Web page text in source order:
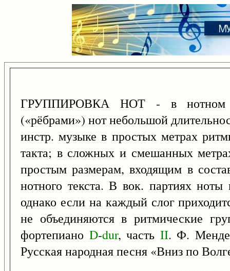
ГРУППИРОВКА НОТ - в нотном
(«рёбрами») нот небольшой
инстр. музыке в простых метрах
такта; в сложных и смешанных
простым размерам, входящим в
нотного текста. В вок. партиях
однако если на каждый слог
не объединяются в ритмические
фортепиано D-dur, часть II. Ф.
Русская народная песня «Вниз по